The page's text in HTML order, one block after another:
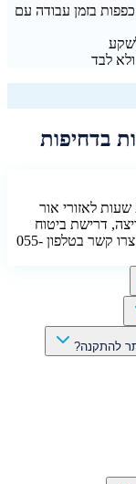
בזמן עבודה עם
לבד
בדחיפות
ב-EYELINK אנחנו מציעים שירות הגעה תוך 24 שעות לאזורי אור
דרישת ביטוח
דחופה) אנחנו מנסים להגיע תוך אותו יום עסקים. צרו קשר בטלפון 055-